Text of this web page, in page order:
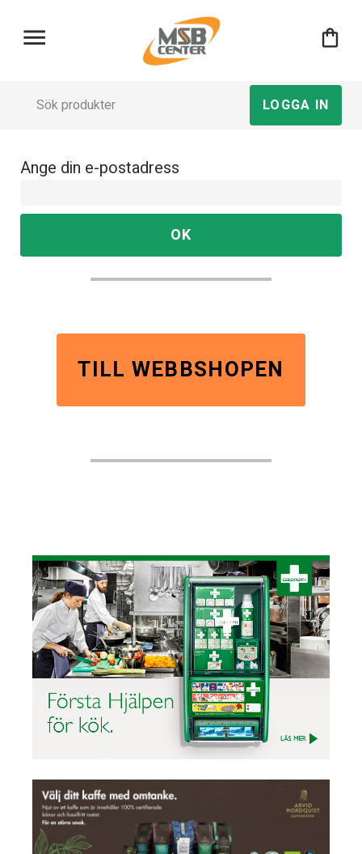
menu shopping_bag
LOGGA IN
Ange din e-postadress
TILL WEBBSHOPEN